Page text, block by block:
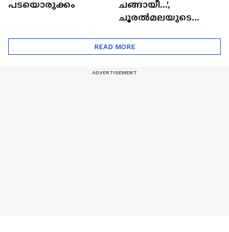
പടയൊരുക്കം
ചങ്ങായീ...',
ചൂരല്‍മലയുടെ
എത്തിയ ദുരന്തം...
നോവായി കള്ളാടി
READ MORE